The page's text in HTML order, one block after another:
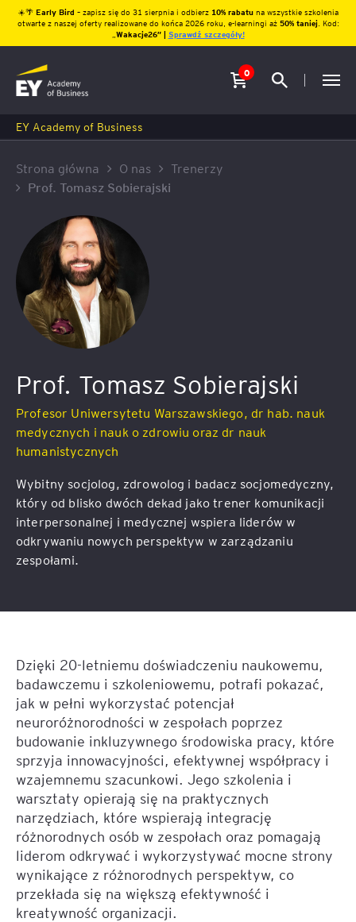
☀️🌴 Early Bird – zapisz się do 31 sierpnia i odbierz10% rabatu na wszystkie szkolenia
otwarte z naszej oferty realizowane do końca 2026 roku, e-learningi aż 50% taniej. Kod:
Wakacje26″ | Sprawdź szczegóły!
0
EY Academy of Business
Strona główna O nas
Trenerzy
Prof. Tomasz Sobierajski
Prof. Tomasz Sobierajski
Profesor Uniwersytetu Warszawskiego, dr hab. nauk
medycznych i nauk o zdrowiu oraz dr nauk
humanistycznych
Wybitny socjolog, zdrowolog i badacz socjomedyczny,
który od blisko dwóch dekad jako trener komunikacji
interpersonalnej i medycznej wspiera liderów w
odkrywaniu nowych perspektyw w zarządzaniu
zespołami.
Dzięki 20-letniemu doświadczeniu naukowemu,
badawczemu i szkoleniowemu, potrafi pokazać,
jak w pełni wykorzystać potencjał
neuroróżnorodności w zespołach poprzez
budowanie inkluzywnego środowiska pracy, które
sprzyja innowacyjności, efektywnej współpracy i
wzajemnemu szacunkowi. Jego szkolenia i
warsztaty opierają się na praktycznych
narzędziach, które wspierają integrację
różnorodnych osób w zespołach oraz pomagają
liderom odkrywać i wykorzystywać mocne strony
wynikające z różnorodnych perspektyw, co
przekłada się na większą efektywność i
kreatywność organizacji.